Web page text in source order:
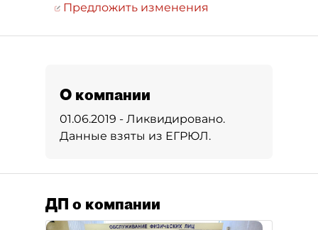
Предложить изменения
О компании
01.06.2019 - Ликвидировано.
Данные взяты из ЕГРЮЛ.
ДП о компании